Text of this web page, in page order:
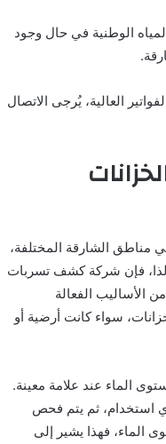
الوطنية في حال وجود
العالية، يُرجى الاتصال
مناطق الشارقة المختلفة،
لذا، فإن شركة كشف تسربات
الأساليب الفعالة
سواء كانت أرضية أو
الماء عند علامة معينة.
استخدام، ثم يتم فحص
الماء، فهذا يشير إلى